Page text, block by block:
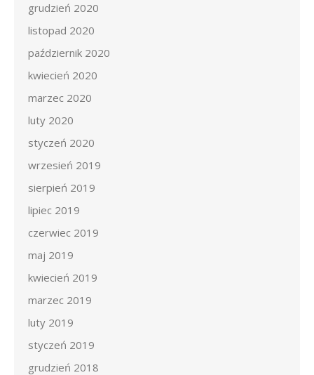
grudzień 2020
listopad 2020
październik 2020
kwiecień 2020
marzec 2020
luty 2020
styczeń 2020
wrzesień 2019
sierpień 2019
lipiec 2019
czerwiec 2019
maj 2019
kwiecień 2019
marzec 2019
luty 2019
styczeń 2019
grudzień 2018